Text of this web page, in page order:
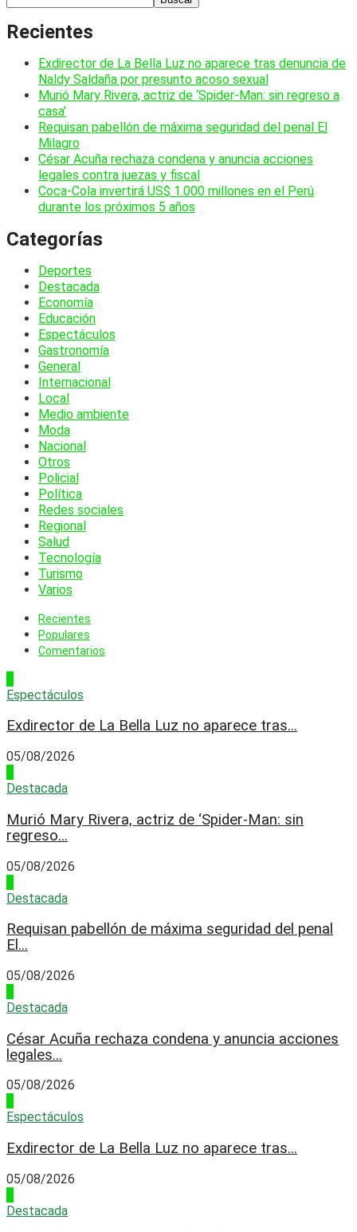
Recientes
Exdirector de La Bella Luz no aparece tras denuncia de
Naldy Saldaña por presunto acoso sexual
Murió Mary Rivera, actriz de ‘Spider-Man: sin regreso a
casa’
Requisan pabellón de máxima seguridad del penal El
Milagro
César Acuña rechaza condena y anuncia acciones
legales contra juezas y fiscal
Coca-Cola invertirá US$ 1.000 millones en el Perú
durante los próximos 5 años
Categorías
Deportes
Destacada
Economía
Educación
Espectáculos
Gastronomía
General
Internacional
Local
Medio ambiente
Moda
Nacional
Otros
Policial
Política
Redes sociales
Regional
Salud
Tecnología
Turismo
Varios
Recientes
Populares
Comentarios
Espectáculos
Exdirector de La Bella Luz no aparece tras...
05/08/2026
Destacada
Murió Mary Rivera, actriz de ‘Spider-Man: sin
regreso...
05/08/2026
Destacada
Requisan pabellón de máxima seguridad del penal
El...
05/08/2026
Destacada
César Acuña rechaza condena y anuncia acciones
legales...
05/08/2026
Espectáculos
Exdirector de La Bella Luz no aparece tras...
05/08/2026
Destacada